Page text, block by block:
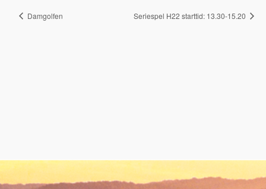
Damgolfen Seriespel H22 starttid: 13.30-15.20